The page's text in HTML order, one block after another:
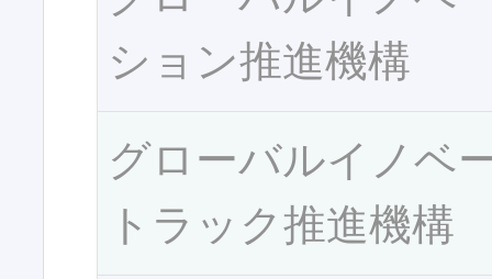
ション推進機構
グローバルイノベ
トラック推進機構